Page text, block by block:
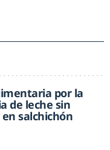
por la
de leche sin
salchichón